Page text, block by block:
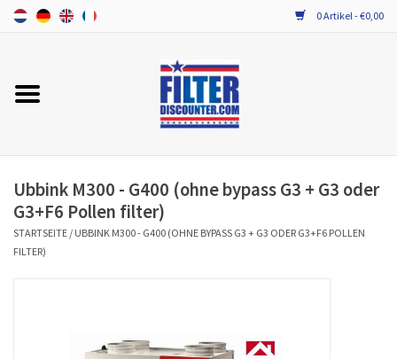
0 Artikel - €0,00
Startseite
PROBIOTIKA WARTUNG
Ubbink M300 - G400 (ohne bypass G3 + G3 oder
G3+F6 Pollen filter)
STARTSEITE / UBBINK M300 - G400 (OHNE BYPASS G3 + G3 ODER G3+F6 POLLEN
FILTER)